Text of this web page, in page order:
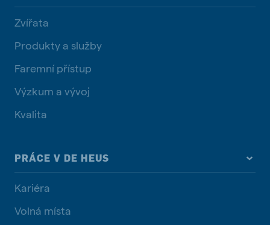
Zvířata
Produkty a služby
Faremní přístup
Výzkum a vývoj
Kvalita
PRÁCE V DE HEUS
Kariéra
Volná místa